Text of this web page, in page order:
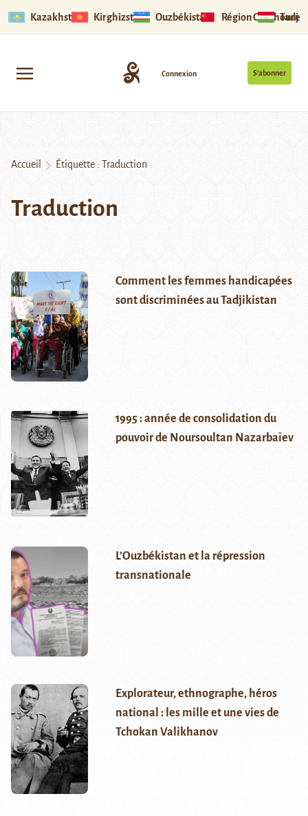
Kazakhstan Kirghizstan Ouzbékistan Région Ouïghoure
S’abonner
Connexion
Accueil Étiquette : Traduction
Traduction
Comment les femmes handicapées
sont discriminées au Tadjikistan
1995 : année de consolidation du
pouvoir de Noursoultan Nazarbaïev
L’Ouzbékistan et la répression
transnationale
Explorateur, ethnographe, héros
national : les mille et une vies de
Tchokan Valikhanov